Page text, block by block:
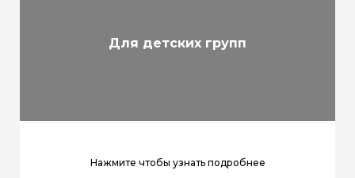
Для детских групп
Нажмите чтобы узнать подробнее